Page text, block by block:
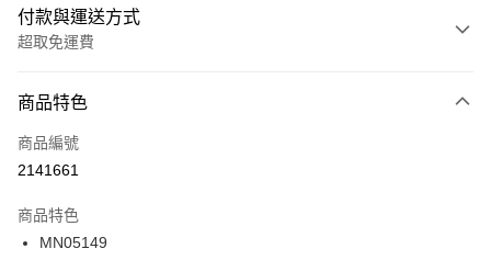
付款與運送方式
超取免運費
信用卡一次付款
信用卡分期付款
合作金庫商業銀行
華南商業銀行
6 期 0 利率 每期
商品特色
商品編號
2141661
商品特色
MN05149